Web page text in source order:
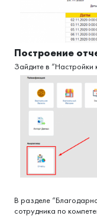
Построение
Зайдите в “Настройки
В разделе
сотрудника по